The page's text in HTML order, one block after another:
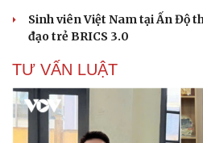
Sinh viên Việt Nam tại Ấn Độ
đạo trẻ BRICS 3.0
TƯ VẤN LUẬT